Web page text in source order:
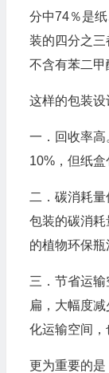
分中74％是
装的四分之三
不含有苯二甲
这样的包装设
一．回收率
10%，但纸盒
二．碳消耗
包装的碳消
的植物环保瓶
三．节省运
扁，大幅度
化运输空间，
更为重要的